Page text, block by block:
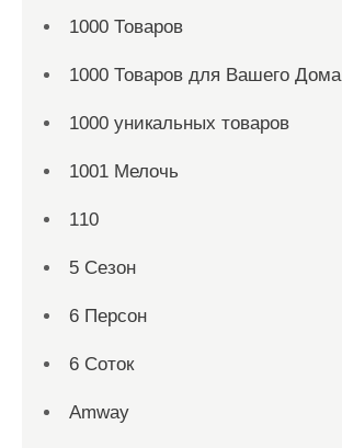
1000 Товаров
1000 Товаров для Вашего Дома
1000 уникальных товаров
1001 Мелочь
110
5 Сезон
6 Персон
6 Соток
Amway